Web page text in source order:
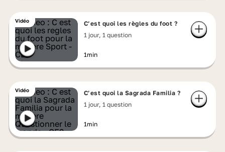
Vidéo
C’est quoi les règles du foot ?
1 jour, 1 question
1min
Vidéo
C’est quoi la Sagrada Familia ?
1 jour, 1 question
1min